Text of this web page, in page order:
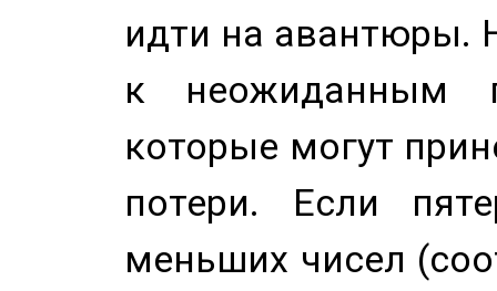
идти на авантюры.
к неожиданным
которые могут
потери. Если
меньших чисел